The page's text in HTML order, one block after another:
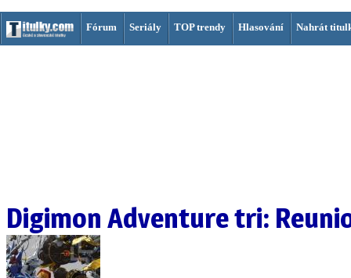
Fórum Seriály TOP trendy Hlasování Nahrát
Digimon Adventure tri: